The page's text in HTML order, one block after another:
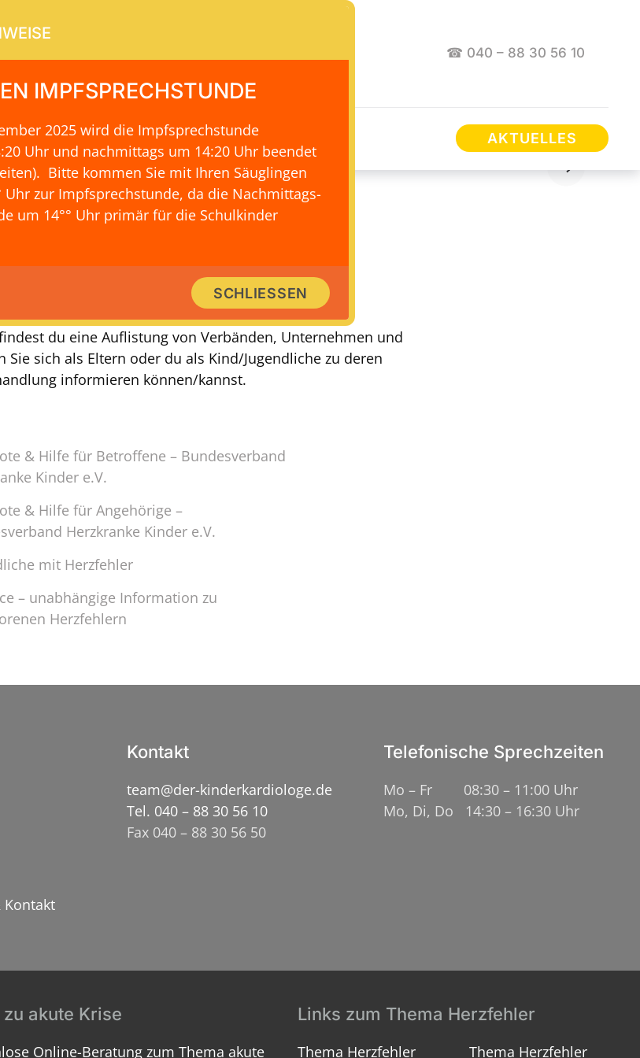
☎ 040 – 88 30 56 10
& LAGE AKTUELLES
um das Thema Herzfehler für
Kinder und Jugendliche
du eine Auflistung von Verbänden, Unternehmen und
Sie sich als Eltern oder du als Kind/Jugendliche zu deren
informieren können/kannst.
& Hilfe für Betroffene – Bundesverband
Kinder e.V.
& Hilfe für Angehörige –
Herzkranke Kinder e.V.
mit Herzfehler
– unabhängige Information zu
Herzfehlern
Kontakt
Kontakt
team@der-kinderkardiologe.de
Tel. 040 – 88 30 56 10
Fax 040 – 88 30 56 50
Telefonische Sprechzeiten
Mo – Fr 08:30 – 11:00 Uhr
Mo, Di, Do 14:30 – 16:30 Uhr
zu akute Krise
Online-Beratung zum Thema akute
Links zum Thema Herzfehler
Thema Herzfehler Thema Herzfehler
IMPFSPRECHSTUNDE
2025 wird die Impfsprechstunde
Uhr und nachmittags um 14:20 Uhr beendet
. Bitte kommen Sie mit Ihren Säuglingen
Uhr zur Impfsprechstunde, da die Nachmittags-
um 14°° Uhr primär für die Schulkinder
SCHLIESSEN